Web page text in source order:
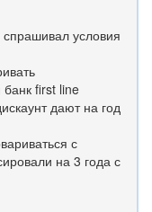
условия
first line
дают на год
с
на 3 года с